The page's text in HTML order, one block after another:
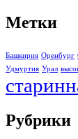
Метки
Башкирия Оренбург
Удмуртия Урал
Рубрики